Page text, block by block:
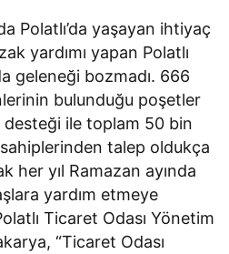
Polatlı’da yaşayan ihtiyaç
yardımı yapan Polatlı
geleneği bozmadı. 666
bulunduğu poşetler
desteği ile toplam 50 bin
talep oldukça
her yıl Ramazan ayında
yardım etmeye
Ticaret Odası Yönetim
“Ticaret Odası